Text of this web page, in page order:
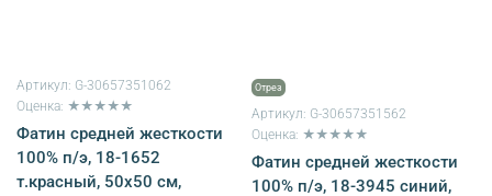
Артикул: G-30657351062
Оценка: ★★★★★
Фатин средней жесткости
100% п/э, 18-1652
т.красный, 50х50 см,
Отрез
Артикул: G-30657351562
Оценка: ★★★★★
Фатин средней жесткости
100% п/э, 18-3945 синий,